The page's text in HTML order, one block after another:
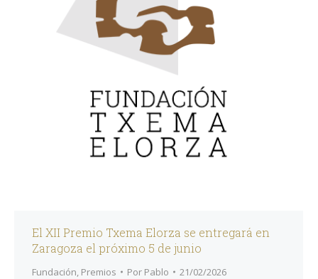
El XII Premio Txema Elorza se entregará en
Zaragoza el próximo 5 de junio
Fundación, Premios Por Pablo 21/02/2026